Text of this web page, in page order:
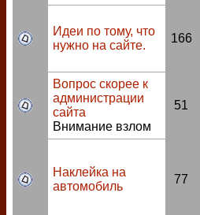
Идеи по тому, что
нужно на сайте.
166
Вопрос скорее к
администрации
сайта
Внимание взлом
51
Наклейка на
автомобиль
77